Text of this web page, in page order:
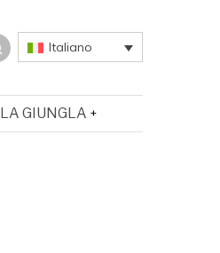
Italiano
LA GIUNGLA